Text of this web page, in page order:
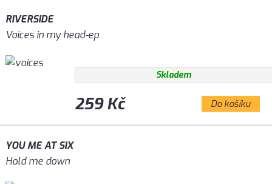
RIVERSIDE
Voices in my head-ep
Skladem
259 Kč Do košíku
YOU ME AT SIX
Hold me down